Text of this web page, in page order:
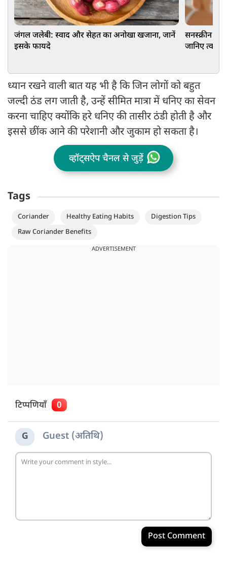
जंगल जलेबी: स्वाद और सेहत का अनोखा खजाना, जानें
इसके फायदे
सनस्क्रीन
जानिए त्वचा
ध्यान रखने वाली बात यह भी है कि जिन लोगों को बहुत
जल्दी ठंड लग जाती है, उन्हें सीमित मात्रा में धनिए का सेवन
करना चाहिए क्योंकि हरे धनिए की तासीर ठंडी होती है और
इससे छींक आने की परेशानी और जुकाम हो सकता है।
व्हॉट्सऐप चैनल से जुड़ें
Tags
Coriander Healthy Eating Habits
Digestion Tips
Raw Coriander Benefits
ADVERTISEMENT
टिप्पणियाँ 0
G Guest (अतिथि)
Post Comment